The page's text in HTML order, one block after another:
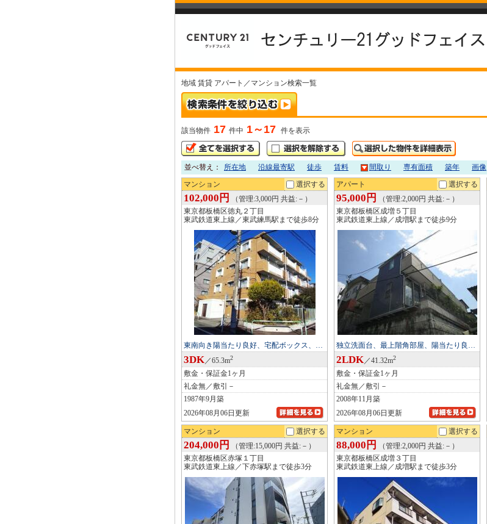
地域 賃貸 アパート／マンション検索一覧
該当物件 17 件中 1～17 件を表示
並べ替え： 所在地 沿線最寄駅 徒歩 賃料 間取り 専有面積 築年 画像
マンション 選択する
102,000円
（管理:3,000円 共益:－）
東京都板橋区徳丸２丁目
東武鉄道東上線／東武練馬駅まで徒歩8分
東南向き陽当たり良好、宅配ボックス、…
3DK／65.3m2
敷金・保証金1ヶ月
礼金無／敷引－
1987年9月築
2026年08月06日更新
アパート 選択する
95,000円
（管理:2,000円 共益:－）
東京都板橋区成増５丁目
東武鉄道東上線／成増駅まで徒歩9分
独立洗面台、最上階角部屋、陽当たり良…
2LDK／41.32m2
敷金・保証金1ヶ月
礼金無／敷引－
2008年11月築
2026年08月06日更新
マンション 選択する
204,000円
（管理:15,000円 共益:－）
東京都板橋区赤塚１丁目
東武鉄道東上線／下赤塚駅まで徒歩3分
マンション 選択する
88,000円
（管理:2,000円 共益:－）
東京都板橋区成増３丁目
東武鉄道東上線／成増駅まで徒歩3分